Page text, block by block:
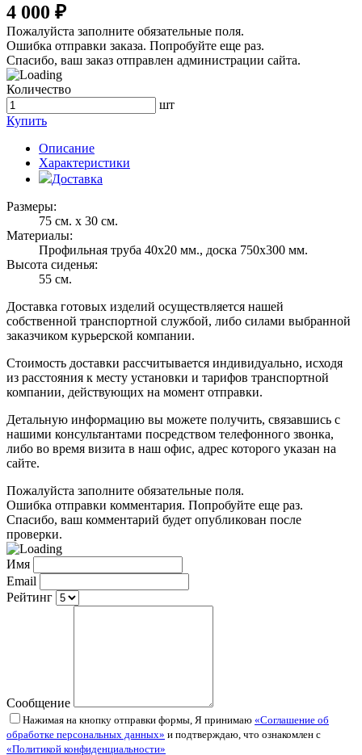
4 000 ₽
Пожалуйста заполните обязательные поля.
Ошибка отправки заказа. Попробуйте еще раз.
Спасибо, ваш заказ отправлен администрации сайта.
Количество
шт
Купить
Описание
Характеристики
Доставка
Размеры:
75 см. х 30 см.
Материалы:
Профильная труба 40х20 мм., доска 750х300 мм.
Высота сиденья:
55 см.
Доставка готовых изделий осуществляется нашей
собственной транспортной службой, либо силами выбранной
заказчиком курьерской компании.
Стоимость доставки рассчитывается индивидуально, исходя
из расстояния к месту установки и тарифов транспортной
компании, действующих на момент отправки.
Детальную информацию вы можете получить, связавшись с
нашими консультантами посредством телефонного звонка,
либо во время визита в наш офис, адрес которого указан на
сайте.
Пожалуйста заполните обязательные поля.
Ошибка отправки комментария. Попробуйте еще раз.
Спасибо, ваш комментарий будет опубликован после
проверки.
Имя
Email
Рейтинг
Сообщение
Нажимая на кнопку отправки формы, Я принимаю «Соглашение об
обработке персональных данных» и подтверждаю, что ознакомлен с
«Политикой конфиденциальности»